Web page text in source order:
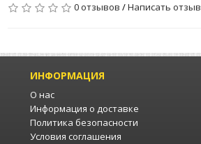
0 отзывов /Написать отзыв
ИНФОРМАЦИЯ
О нас
Информация о доставке
Политика безопасности
Условия соглашения